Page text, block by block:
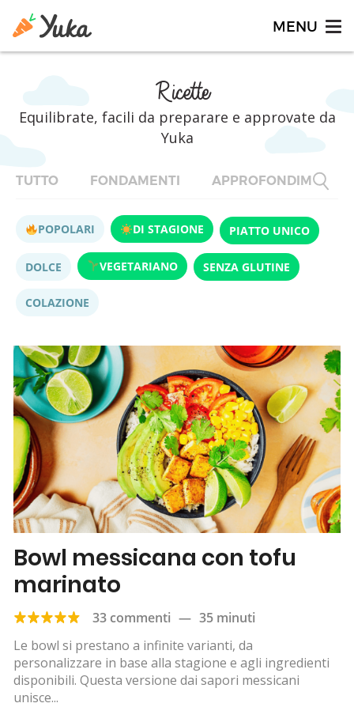
Ricette
Equilibrate, facili da preparare e approvate da
Yuka
TUTTO FONDAMENTI APPROFONDIMENTI
POPOLARI DI STAGIONE PIATTO UNICO
DOLCE VEGETARIANO SENZA GLUTINE
COLAZIONE
Bowl messicana con tofu
marinato
33 commenti — 35 minuti
Le bowl si prestano a infinite varianti, da
personalizzare in base alla stagione e agli ingredienti
disponibili. Questa versione dai sapori messicani
unisce...